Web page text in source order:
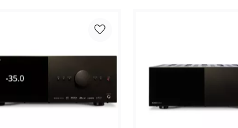
Lägg till i favoriter